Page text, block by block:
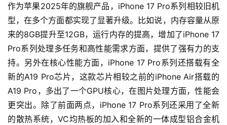
作为苹果2025年的旗舰产品，iPhone 17 Pro系列相较旧机
型，在多个方面都实现了显著升级。比如说，内存容量从原
来的8GB提升至12GB，运行内存的提高，增加了iPhone 17
Pro系列处理多任务和高性能需求方面，提供了强有力的支
持。另外在核心性能方面，iPhone 17 Pro系列还搭载有全
新的A19 Pro芯片，这款芯片相较之前的iPhone Air搭载的
A19 Pro，多出了一个GPU核心，在图片处理方面，性能会
更突出。除了前面两点，iPhone 17 Pro系列还采用了全新
的散热系统，VC均热板的加入和全新的一体成型铝合金机